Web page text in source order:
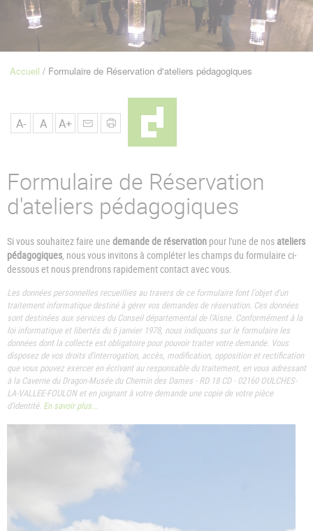
Navigation
FilAccueil Formulaire de Réservation d'ateliers pédagogiques
A- A A+
Formulaire de Réservation
d'ateliers pédagogiques
Si vous souhaitez faire une demande de réservation pour l'une de nos ateliers
pédagogiques, nous vous invitons à compléter les champs du formulaire ci-
dessous et nous prendrons rapidement contact avec vous.
Les données personnelles recueillies au travers de ce formulaire font l'objet d'un
traitement informatique destiné à gérer vos demandes de réservation. Ces données
sont destinées aux services du Conseil départemental de l'Aisne. Conformément à la
loi informatique et libertés du 6 janvier 1978, nous indiquons sur le formulaire les
données dont la collecte est obligatoire pour pouvoir traiter votre demande. Vous
disposez de vos droits d'interrogation, accès, modification, opposition et rectification
que vous pouvez exercer en écrivant au responsable du traitement, en vous adressant
à la Caverne du Dragon-Musée du Chemin des Dames - RD 18 CD - 02160 OULCHES-
LA-VALLEE-FOULON et en joignant à votre demande une copie de votre pièce
d'identité. En savoir plus...